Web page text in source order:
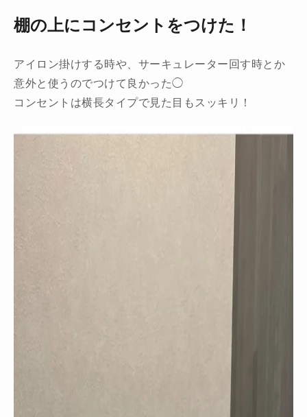
棚の上にコンセントをつけた！
アイロン掛けする時や、サーキュレーター回す時とか
意外と使うのでつけて良かった◯
コンセントは横長タイプで見た目もスッキリ！